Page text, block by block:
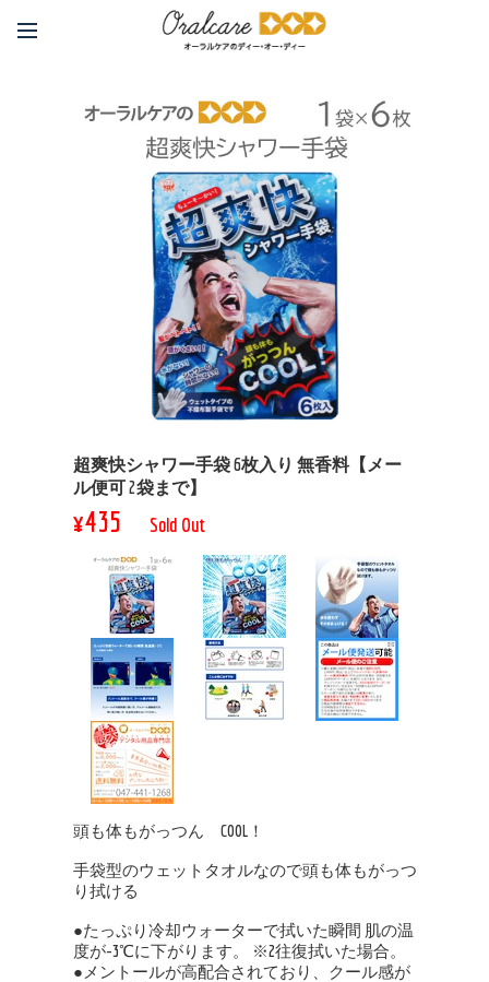
超爽快シャワー手袋 6枚入り 無香料【メー
ル便可 2袋まで】
¥435 Sold Out
頭も体もがっつん COOL！
手袋型のウェットタオルなので頭も体もがっつ
り拭ける
●たっぷり冷却ウォーターで拭いた瞬間 肌の温
度が-3℃に下がります。 ※2往復拭いた場合。
●メントールが高配合されており、クール感が